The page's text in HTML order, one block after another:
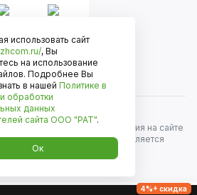
магазинов автозапчастей
и иномарок. Информация на сайте
характер и не является
положениями
РФ. Все права защищены.
4%+ скидка
использовать сайт
, Вы
на использование
Подробнее Вы
в нашей Политике в
обработки
данных
сайта ООО "РАТ".
Ок